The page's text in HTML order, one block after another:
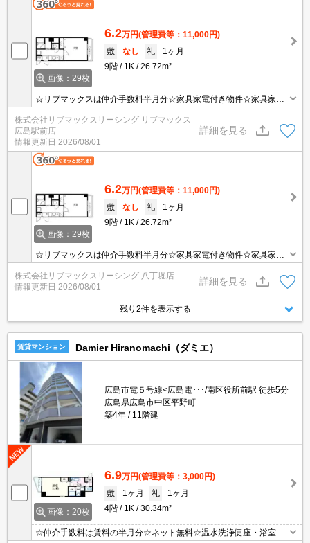
画像：29枚
6.2万円(管理費等：11,000円)
敷
なし 礼
1ヶ月
9階
1K 26.72m²
☆リブマックスは仲介手数料半月分☆家具家電付き物件☆家具家電
購入の手間や費用が抑えられます☆モバイルWiFi付きで簡単ネット
接続☆テレビ、洗濯機、冷蔵庫、ベッド、ベッドマット、電子レン
ジ、ケトル、机、イス、掃除機、ドライヤー、カーテン付き☆
株式会社リブマックスリーシング リブマックス
広島駅前店
情報更新日 2026/08/01
詳細を見る
画像：29枚
6.2万円(管理費等：11,000円)
敷
なし 礼
1ヶ月
9階
1K 26.72m²
☆リブマックスは仲介手数料半月分☆家具家電付き物件☆家具家電
購入の手間や費用が抑えられます☆モバイルWiFi付きで簡単ネット
接続☆テレビ、洗濯機、冷蔵庫、ベッド、ベッドマット、電子レン
ジ、ケトル、机、イス、掃除機、ドライヤー、カーテン付き☆
株式会社リブマックスリーシング 八丁堀店
情報更新日 2026/08/01
詳細を見る
残り2件を表示する
賃貸マンション Damier Hiranomachi（ダミエ）
広島市電５号線<広島電･･･/南区役所前駅 徒歩5分
広島県広島市中区平野町
築4年
11階建
画像：20枚
6.9万円(管理費等：3,000円)
敷
1ヶ月 礼
1ヶ月
4階
1K 30.34m²
☆仲介手数料は賃料の半月分☆ネット無料☆温水洗浄便座・浴室乾